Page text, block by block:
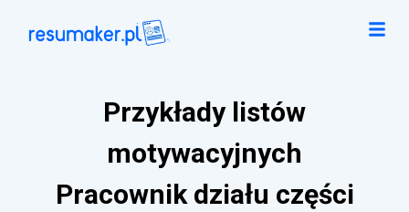
Przykłady listów
motywacyjnych
Pracownik działu części